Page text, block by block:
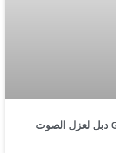
زجاج مرسيدس GLC دبل لعزل الصوت